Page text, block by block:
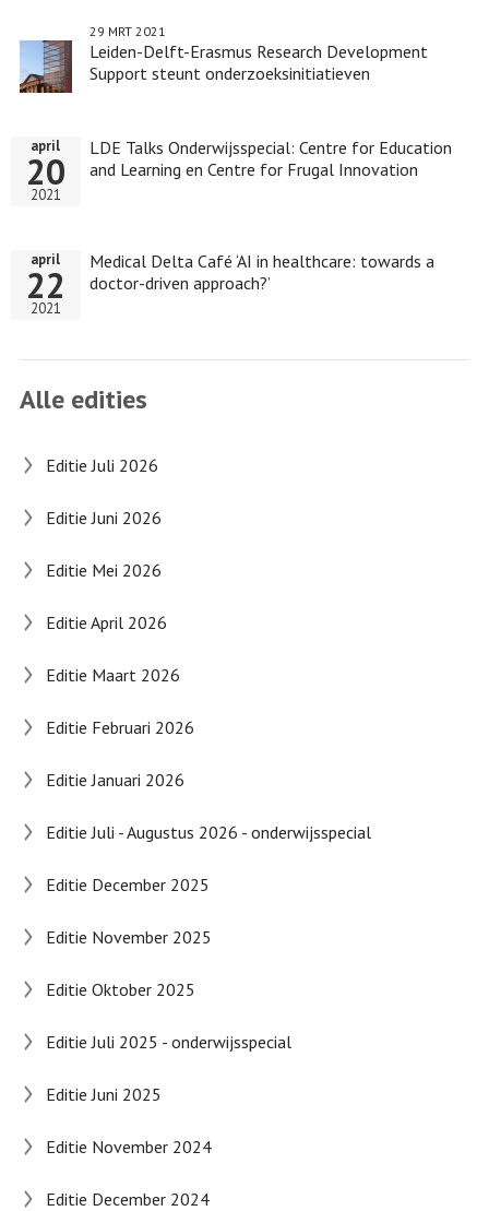
Leiden-Delft-Erasmus Research Development
Support steunt onderzoeksinitiatieven
29 MRT 2021
LDE Talks Onderwijsspecial: Centre for Education
and Learning en Centre for Frugal Innovation
april
20
2021
Medical Delta Café ‘AI in healthcare: towards a
doctor-driven approach?’
april
22
2021
Alle edities
Editie Juli 2026
Editie Juni 2026
Editie Mei 2026
Editie April 2026
Editie Maart 2026
Editie Februari 2026
Editie Januari 2026
Editie Juli - Augustus 2026 - onderwijsspecial
Editie December 2025
Editie November 2025
Editie Oktober 2025
Editie Juli 2025 - onderwijsspecial
Editie Juni 2025
Editie November 2024
Editie December 2024